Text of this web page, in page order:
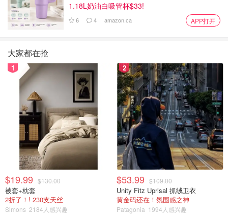
1.18L奶油白吸管杯$33!
6 4 amazon.ca APP打开
大家都在抢
1
$19.99 $130.00
被套+枕套
2折了！! 230支天丝
Simons 2184人感兴趣
2
$53.99 $109.00
Unity Fitz Uprisal 抓绒卫衣
黄金码还在！氛围感之神
Patagonia 1994人感兴趣